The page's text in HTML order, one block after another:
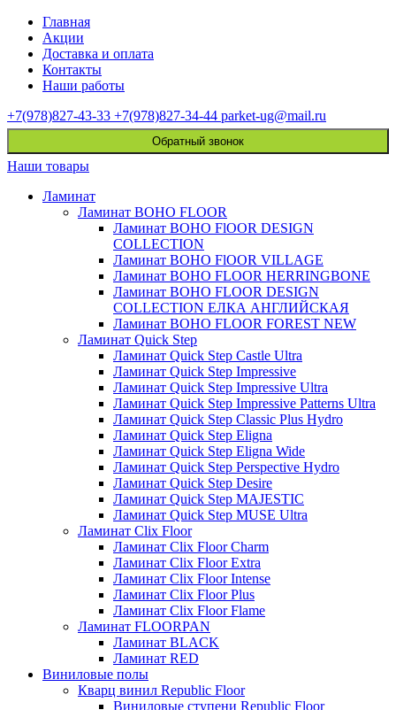
Главная
Акции
Доставка и оплата
Контакты
Наши работы
+7(978)827-43-33 +7(978)827-34-44 parket-ug@mail.ru
Обратный звонок
Наши товары
Ламинат
Ламинат BOHO FLOOR
Ламинат BOHO FlOOR DESIGN
COLLECTION
Ламинат BOHO FlOOR VILLAGE
Ламинат BOHO FLOOR HERRINGBONE
Ламинат BOHO FLOOR DESIGN
COLLECTION ЕЛКА АНГЛИЙСКАЯ
Ламинат BOHO FLOOR FOREST NEW
Ламинат Quick Step
Ламинат Quick Step Castle Ultra
Ламинат Quick Step Impressive
Ламинат Quick Step Impressive Ultra
Ламинат Quick Step Impressive Patterns Ultra
Ламинат Quick Step Classic Plus Hydro
Ламинат Quick Step Eligna
Ламинат Quick Step Eligna Wide
Ламинат Quick Step Perspective Hydro
Ламинат Quick Step Desire
Ламинат Quick Step MAJESTIC
Ламинат Quick Step MUSE Ultra
Ламинат Clix Floor
Ламинат Clix Floor Charm
Ламинат Clix Floor Extra
Ламинат Clix Floor Intense
Ламинат Clix Floor Plus
Ламинат Clix Floor Flame
Ламинат FLOORPAN
Ламинат BLACK
Ламинат RED
Виниловые полы
Кварц винил Republic Floor
Виниловые ступени Republic Floor